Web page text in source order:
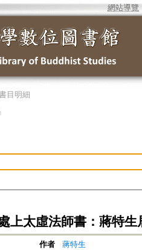
網站導覽
目明細
上太虛法師書：蔣特生
作者
蔣特生